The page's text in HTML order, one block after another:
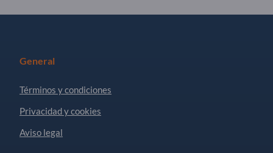
General
Términos y condiciones
Privacidad y cookies
Aviso legal